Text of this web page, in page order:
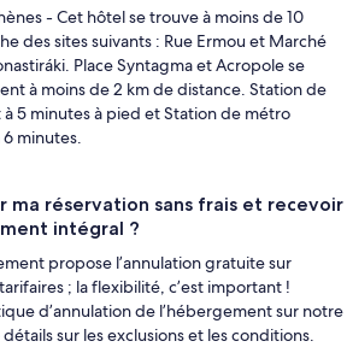
- Cet hôtel se trouve à moins de 10
des sites suivants : Rue Ermou et Marché
Place Syntagma et Acropole se
à moins de 2 km de distance. Station de
à 5 minutes à pied et Station de métro
minutes.
ma réservation sans frais et recevoir
intégral ?
propose l’annulation gratuite sur
; la flexibilité, c’est important !
d’annulation de l’hébergement sur notre
sur les exclusions et les conditions.